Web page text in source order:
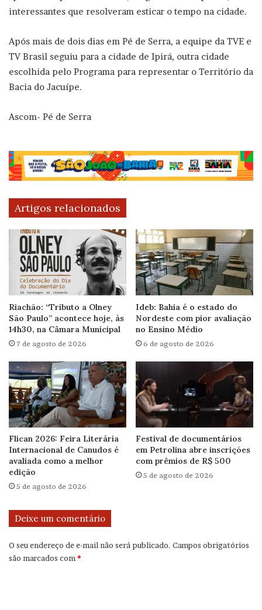
interessantes que resolveram esticar o tempo na cidade.
Após mais de dois dias em Pé de Serra, a equipe da TVE e
TV Brasil seguiu para a cidade de Ipirá, outra cidade
escolhida pelo Programa para representar o Território da
Bacia do Jacuípe.
Ascom- Pé de Serra
Artigos relacionados
Riachão: “Tributo a Olney
São Paulo” acontece hoje, às
14h30, na Câmara Municipal
7 de agosto de 2026
Ideb: Bahia é o estado do
Nordeste com pior avaliação
no Ensino Médio
6 de agosto de 2026
Flican 2026: Feira Literária
Internacional de Canudos é
avaliada como a melhor
edição
5 de agosto de 2026
Festival de documentários
em Petrolina abre inscrições
com prêmios de R$ 500
5 de agosto de 2026
Deixe um comentário
O seu endereço de e-mail não será publicado. Campos obrigatórios
são marcados com*